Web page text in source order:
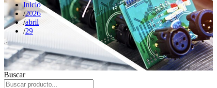
Inicio
2026
abril
29
Buscar